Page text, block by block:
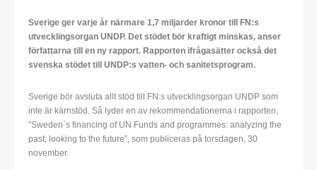
Sverige ger varje år närmare 1,7 miljarder kronor till FN:s
utvecklingsorgan UNDP. Det stödet bör kraftigt minskas, anser
författarna till en ny rapport. Rapporten ifrågasätter också det
svenska stödet till UNDP:s vatten- och sanitetsprogram.
Sverige bör avsluta allt stöd till FN:s utvecklingsorgan UNDP som
inte är kärnstöd. Så lyder en av rekommendationerna i rapporten,
”Sweden`s financing of UN Funds and programmes: analyzing the
past, looking to the future”, som publiceras på torsdagen, 30
november.